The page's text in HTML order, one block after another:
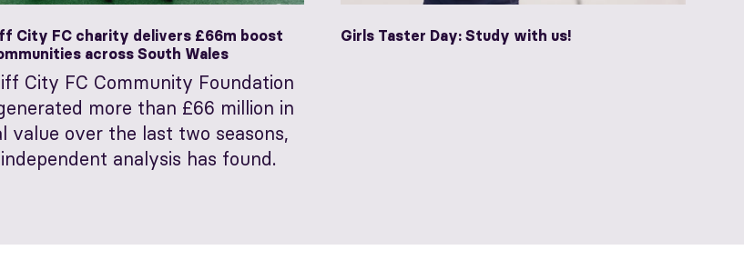
City FC charity delivers £66m boost
across South Wales
City FC Community Foundation
more than £66 million in
value over the last two seasons,
analysis has found.
Girls Taster Day: Study with us!